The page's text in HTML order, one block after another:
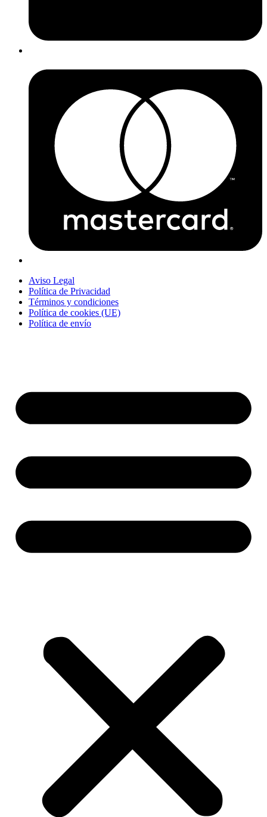
Aviso Legal
Política de Privacidad
Términos y condiciones
Política de cookies (UE)
Política de envío